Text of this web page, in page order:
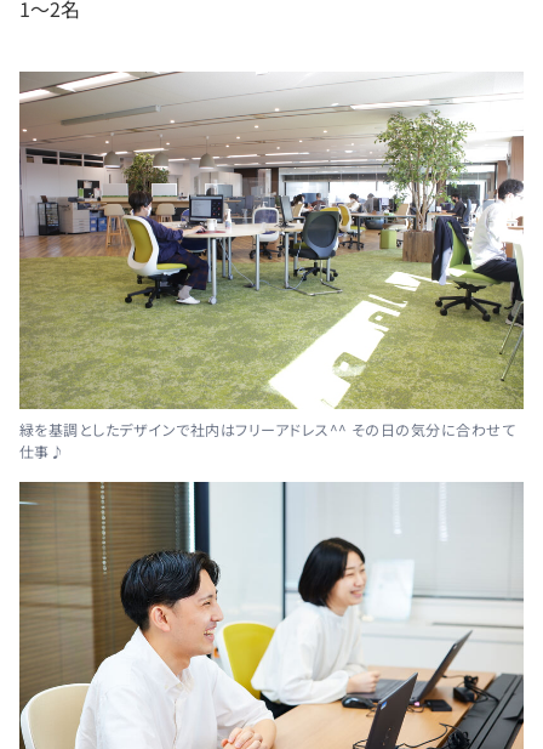
1～2名
緑を基調としたデザインで社内はフリーアドレス^^ その日の気分に合わせて
仕事♪